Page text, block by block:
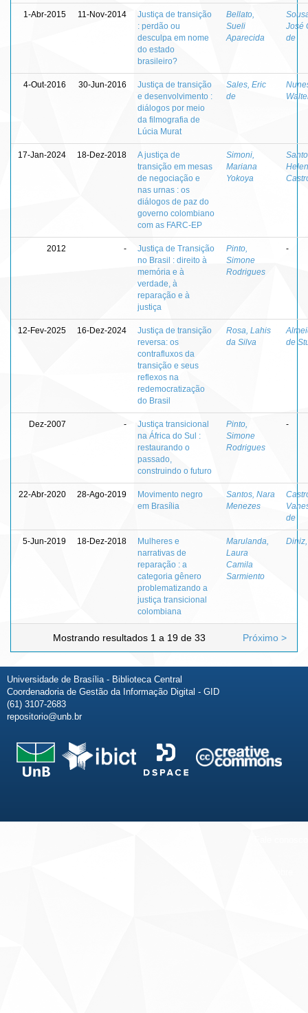
1-Abr-2015 11-Nov-2014
Justiça de transição
: perdão ou
desculpa em nome
do estado
brasileiro?
Bellato,
Sueli
Aparecida
José
de
4-Out-2016 30-Jun-2016
Justiça de transição
e desenvolvimento :
diálogos por meio
da filmografia de
Lúcia Murat
Sales, Eric
de
17-Jan-2024 18-Dez-2018
A justiça de
transição em mesas
de negociação e
nas urnas : os
diálogos de paz do
governo colombiano
com as FARC-EP
Simoni,
Mariana
Yokoya
2012 -
Justiça de Transição
no Brasil : direito à
memória e à
verdade, à
reparação e à
justiça
Pinto,
Simone
Rodrigues
-
12-Fev-2025 16-Dez-2024
Justiça de transição
reversa: os
contrafluxos da
transição e seus
reflexos na
redemocratização
do Brasil
Rosa, Lahis
da Silva
de
Dez-2007 -
Justiça transicional
na África do Sul :
restaurando o
passado,
construindo o futuro
Pinto,
Simone
Rodrigues
-
22-Abr-2020 28-Ago-2019
Movimento negro
em Brasília
Santos, Nara
Menezes
de
5-Jun-2019 18-Dez-2018
Mulheres e
narrativas de
reparação : a
categoria gênero
problematizando a
justiça transicional
colombiana
Marulanda,
Laura
Camila
Sarmiento
Mostrando resultados 1 a 19 de 33 Próximo >
Universidade de Brasília - Biblioteca Central
Coordenadoria de Gestão da Informação Digital - GID
(61) 3107-2683
repositorio@unb.br